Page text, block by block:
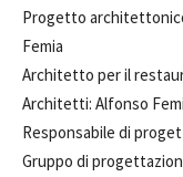
Progetto
Femia
Architetto per il
Architetti: Alfonso
Responsabile di
Gruppo di